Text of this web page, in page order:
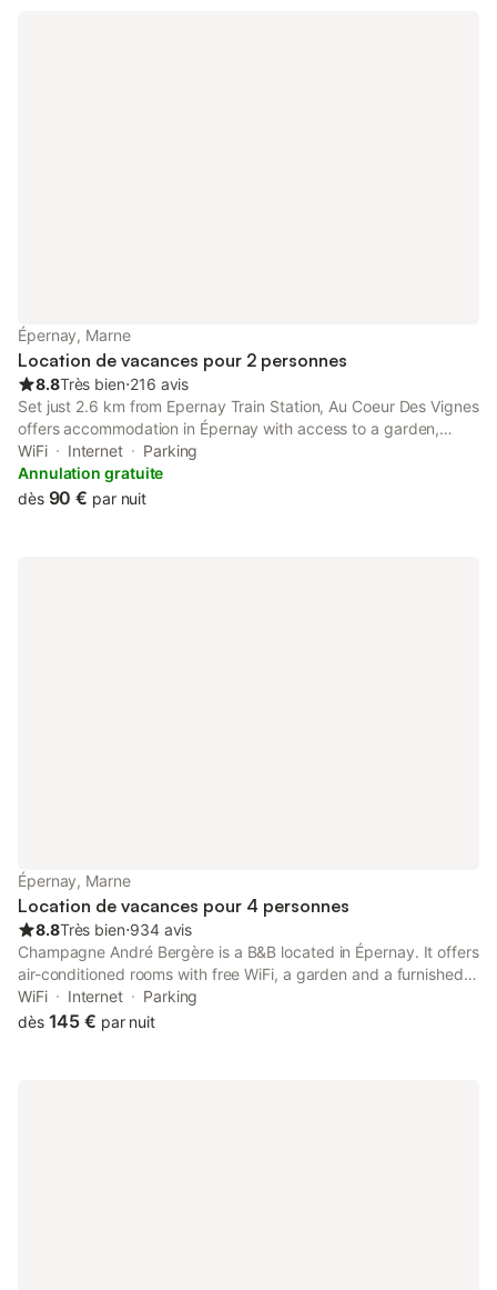
Épernay, Marne
Location de vacances pour 2 personnes
8.8Très bien⋅216 avis
Set just 2.6 km from Epernay Train Station, Au Coeur Des Vignes
offers accommodation in Épernay with access to a garden,
barbecue facilities, as well as a shared kitchen. This property
offers access to a terrace and free private parking.
WiFi Internet
Parking
Annulation gratuite
dès 90 € par nuit
Épernay, Marne
Location de vacances pour 4 personnes
8.8Très bien⋅934 avis
Champagne André Bergère is a B&B located in Épernay. It offers
air-conditioned rooms with free WiFi, a garden and a furnished
terrace. The property is 400 metres from Moët et Chandon
House.
WiFi Internet
Parking
dès 145 € par nuit